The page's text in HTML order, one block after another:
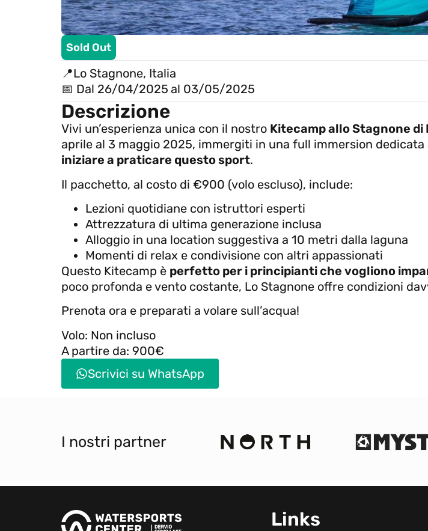
Sold Out
📍Lo Stagnone, Italia
📅 Dal 26/04/2025 al 03/05/2025
Descrizione
Vivi un’esperienza unica con il nostro Kitecamp allo Stagnone di
aprile al 3 maggio 2025, immergiti in una full immersion
iniziare a praticare questo sport.
Il pacchetto, al costo di €900 (volo escluso), include:
Lezioni quotidiane con istruttori esperti
Attrezzatura di ultima generazione inclusa
Alloggio in una location suggestiva a 10 metri dalla laguna
Momenti di relax e condivisione con altri appassionati
Questo Kitecamp è perfetto per i principianti che vogliono
poco profonda e vento costante, Lo Stagnone offre condizioni
Prenota ora e preparati a volare sull’acqua!
Volo: Non incluso
A partire da: 900€
Scrivici su WhatsApp
I nostri partner
Links